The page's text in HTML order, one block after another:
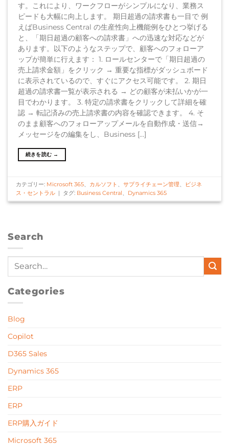
す。これにより、ワークフローがシンプルになり、業務ス
ピードも大幅に向上します。 期日超過の請求書も一目で 例
えばBusiness Central の生産性向上機能例をひとつ挙げる
と、「期日超過の顧客への請求書」への迅速な対応などが
あります。以下のようなステップで、顧客へのフォローア
ップが簡単に行えます： 1. ロールセンターで「期日超過の
売上請求金額」をクリック → 重要な指標がダッシュボード
に表示されているので、すぐにアクセス可能です。 2. 期日
超過の請求書一覧が表示される → どの顧客が未払いかが一
目でわかります。 3. 特定の請求書をクリックして詳細を確
認 → 転記済みの売上請求書の内容を確認できます。 4. そ
のまま顧客へのフォローアップメールを自動作成・送信→
メッセージをの編集をし、Business […]
続きを読む →
カテゴリー: Microsoft 365 カルソフト 、サプライチェーン管理
ビジネ
ス・セントラル | タグ: Business Central Dynamics 365
Search
Categories
Blog
Copilot
D365 Sales
Dynamics 365
ERP
ERP
ERP購入ガイド
Microsoft 365